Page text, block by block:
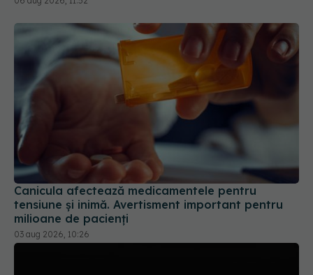
Canicula afectează medicamentele pentru
tensiune și inimă. Avertisment important pentru
milioane de pacienți
03 aug 2026, 10:26